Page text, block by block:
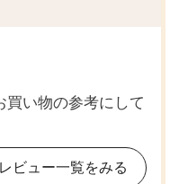
買い物の参考にして
レビュー一覧をみる